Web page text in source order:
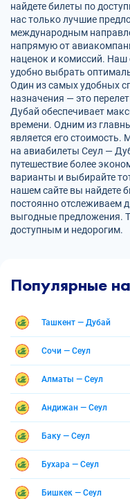
найдете билеты по
нас только лучшие
международным
напрямую от
наценок и комиссий. Наш
удобно выбрать
Один из самых удобных
назначения — это
Дубай обеспечивает
времени. Одним из
является его
на авиабилеты Сеул —
путешествие более
варианты и выбирайте
нашем сайте вы найдете
постоянно отслеживаем
выгодные предложения.
доступным и недорогим.
Популярные
Ташкент — Дубай
Сочи — Сеул
Алматы — Сеул
Андижан — Сеул
Баку — Сеул
Бухара — Сеул
Бишкек — Сеул